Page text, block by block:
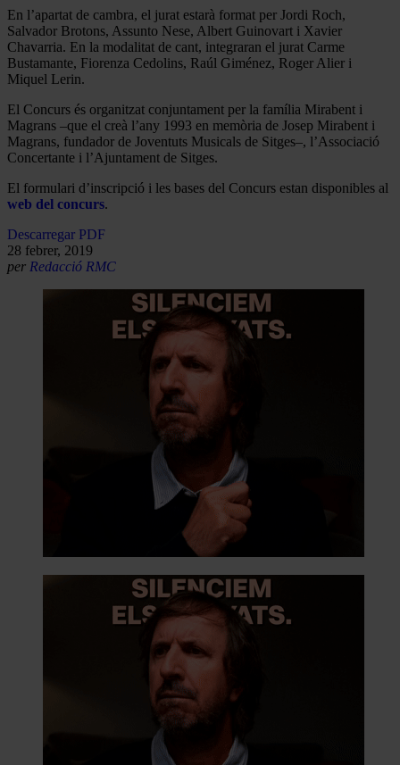
En l’apartat de cambra, el jurat estarà format per Jordi Roch,
Salvador Brotons, Assunto Nese, Albert Guinovart i Xavier
Chavarria. En la modalitat de cant, integraran el jurat Carme
Bustamante, Fiorenza Cedolins, Raúl Giménez, Roger Alier i
Miquel Lerin.
El Concurs és organitzat conjuntament per la família Mirabent i
Magrans –que el creà l’any 1993 en memòria de Josep Mirabent i
Magrans, fundador de Joventuts Musicals de Sitges–, l’Associació
Concertante i l’Ajuntament de Sitges.
El formulari d’inscripció i les bases del Concurs estan disponibles al
web del concurs.
Descarregar PDF
28 febrer, 2019
per Redacció RMC